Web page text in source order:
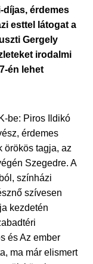
díjas, érdemes
esttel látogat a
Gergely
irodalmi
én lehet
be: Piros Ildikó
érdemes
örökös tagja, az
Szegedre. A
színházi
szívesen
kezdetén
és Az ember
ma már elismert